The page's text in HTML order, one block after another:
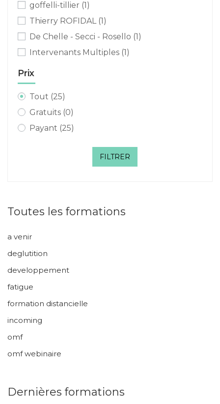
goffelli-tillier (1)
Thierry ROFIDAL (1)
De Chelle - Secci - Rosello (1)
Intervenants Multiples (1)
Prix
Tout (25)
Gratuits (0)
Payant (25)
FILTRER
Toutes les formations
a venir
deglutition
developpement
fatigue
formation distancielle
incoming
omf
omf webinaire
Dernières formations